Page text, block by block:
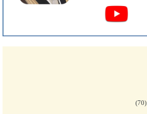
(70)